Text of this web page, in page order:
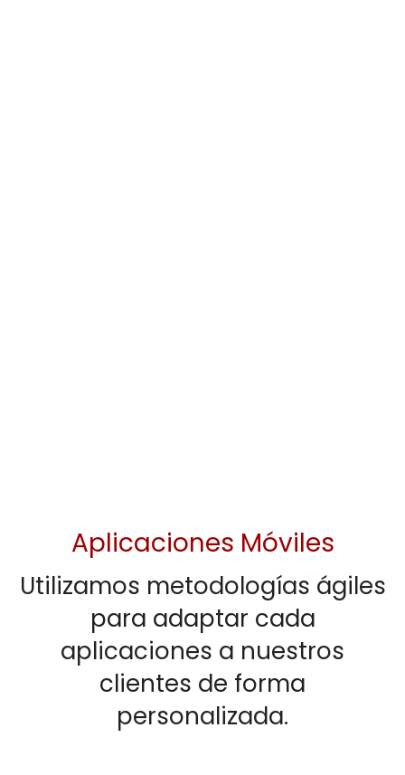
Aplicaciones Móviles
Utilizamos metodologías ágiles
para adaptar cada
aplicaciones a nuestros
clientes de forma
personalizada.